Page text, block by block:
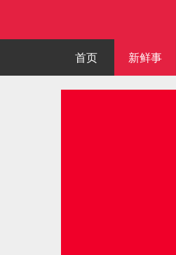
首页 新鲜事